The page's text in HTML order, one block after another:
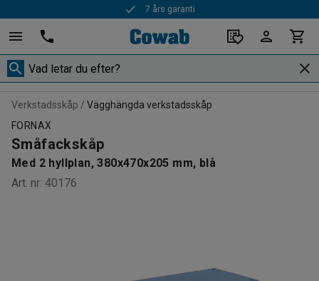
7 års garanti
Verkstadsskåp
Vägghängda verkstadsskåp
FORNAX
Småfackskåp
Med 2 hyllplan, 380x470x205 mm, blå
Art. nr: 40176